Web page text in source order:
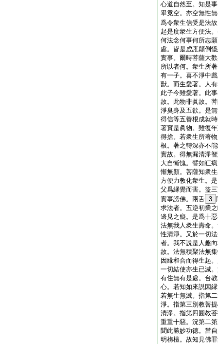
心道自然至。知是
畢竟空。亦空無性
爲令衆生信受是法
起是度衆生方便法
何法念何事何所志
處。皆是虚誑顛倒
實事。爾時菩薩大
所以者何。衆生所
有一子。喜不淨中
獸。而生愛著。人
此子今雖愛著。此
故。此物非眞故。
淨臭身及五欲。是
得信等五善根成就
著實是眞物。雖復
得捨。若衆生所著
根。著之轉深亦不
實故。得無漏清淨
大自慚愧。譬如狂
慚無顏。菩薩知衆
方便力教化衆生。
父爲縁覺而害。盜
實事謗佛。兩舌 3
求法者。五逆初業
邊見之癡。是爲十
法無我人衆生壽命
性清淨。又於一切
者。我不説是人趣
故。法無積聚法無
因縁和合而得生起
一切結使亦生已滅
有住無有是處。台
心。若知如來説因
若無生無滅。指第
淨。指第三別教菩
清淨。指第四圓教
重重十惡。況第二
聞此勝妙功徳。當
明栴檀。故知見佛